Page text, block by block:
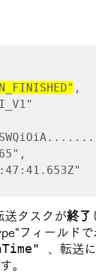
,
,
送タスクが終了
フィールドで
、
転送
。